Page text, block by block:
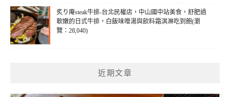
炙り庵steak牛排-台北民權店，中山國中站美食，舒肥過
軟嫩的日式牛排，白飯味噌湯與飲料霜淇淋吃到飽(瀏
覽：28,040)
近期文章